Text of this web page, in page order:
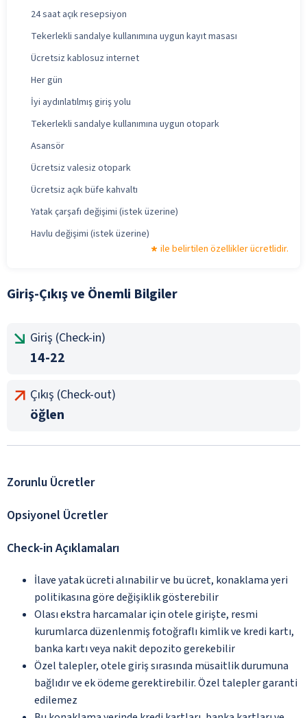
24 saat açık resepsiyon
Tekerlekli sandalye kullanımına uygun kayıt masası
Ücretsiz kablosuz internet
Her gün
İyi aydınlatılmış giriş yolu
Tekerlekli sandalye kullanımına uygun otopark
Asansör
Ücretsiz valesiz otopark
Ücretsiz açık büfe kahvaltı
Yatak çarşafı değişimi (istek üzerine)
Havlu değişimi (istek üzerine)
ile belirtilen özellikler ücretlidir.
Giriş-Çıkış ve Önemli Bilgiler
Giriş (Check-in)
14-22
Çıkış (Check-out)
öğlen
Zorunlu Ücretler
Opsiyonel Ücretler
Check-in Açıklamaları
İlave yatak ücreti alınabilir ve bu ücret, konaklama yeri
politikasına göre değişiklik gösterebilir
Olası ekstra harcamalar için otele girişte, resmi
kurumlarca düzenlenmiş fotoğraflı kimlik ve kredi kartı,
banka kartı veya nakit depozito gerekebilir
Özel talepler, otele giriş sırasında müsaitlik durumuna
bağlıdır ve ek ödeme gerektirebilir. Özel talepler garanti
edilemez